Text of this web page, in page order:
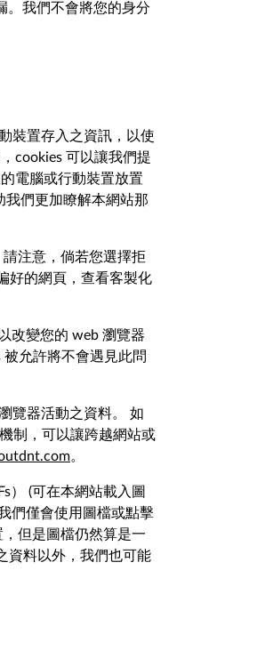
。我們不會將您的身分
裝置存入之資訊，以使
cookies 可以讓我們提
電腦或行動裝置放置
我們更加瞭解本網站那
注意，倘若您選擇拒
好的網頁，查看客製化
改變您的 web 瀏覽器
允許將不會遇見此問
覽器活動之資料。 如
制，可以讓跨越網站或
。
） (可在本網站載入圖
們僅會使用圖檔或點擊
但是圖檔仍然算是一
資料以外，我們也可能